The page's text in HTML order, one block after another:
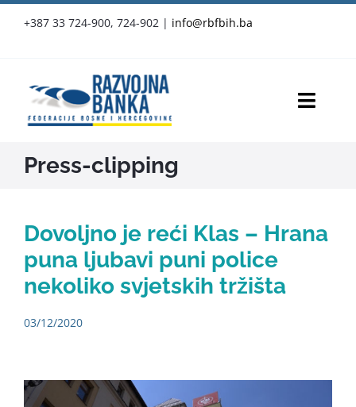
+387 33 724-900, 724-902 | info@rbfbih.ba
Službene objave
Vijesti
English
Press-clipping
Dovoljno je reći Klas – Hrana
puna ljubavi puni police
nekoliko svjetskih tržišta
03/12/2020